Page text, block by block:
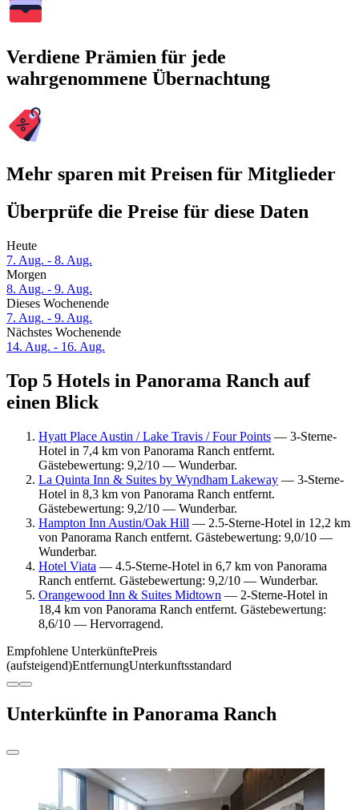
Verdiene Prämien für jede
wahrgenommene Übernachtung
Mehr sparen mit Preisen für Mitglieder
Überprüfe die Preise für diese Daten
Heute
7. Aug. - 8. Aug.
Morgen
8. Aug. - 9. Aug.
Dieses Wochenende
7. Aug. - 9. Aug.
Nächstes Wochenende
14. Aug. - 16. Aug.
Top 5 Hotels in Panorama Ranch auf
einen Blick
Hyatt Place Austin / Lake Travis / Four Points — 3-Sterne-
Hotel in 7,4 km von Panorama Ranch entfernt.
Gästebewertung: 9,2/10 — Wunderbar.
La Quinta Inn & Suites by Wyndham Lakeway — 3-Sterne-
Hotel in 8,3 km von Panorama Ranch entfernt.
Gästebewertung: 9,2/10 — Wunderbar.
Hampton Inn Austin/Oak Hill — 2.5-Sterne-Hotel in 12,2 km
von Panorama Ranch entfernt. Gästebewertung: 9,0/10 —
Wunderbar.
Hotel Viata — 4.5-Sterne-Hotel in 6,7 km von Panorama
Ranch entfernt. Gästebewertung: 9,2/10 — Wunderbar.
Orangewood Inn & Suites Midtown — 2-Sterne-Hotel in
18,4 km von Panorama Ranch entfernt. Gästebewertung:
8,6/10 — Hervorragend.
Empfohlene UnterkünftePreis
(aufsteigend)EntfernungUnterkunftsstandard
Unterkünfte in Panorama Ranch